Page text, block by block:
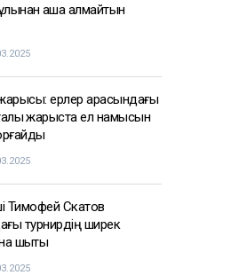
қаша алмайтын
ерлер арасындағы
жарыста ел намысын
Тимофей Скатов
турнирдің ширек
шықты